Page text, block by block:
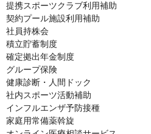
提携スポーツクラブ利用補助
契約プール施設利用補助
社員持株会
積立貯蓄制度
確定拠出年金制度
グループ保険
健康診断・人間ドック
社内スポーツ活動補助
インフルエンザ予防接種
家庭用常備薬斡旋